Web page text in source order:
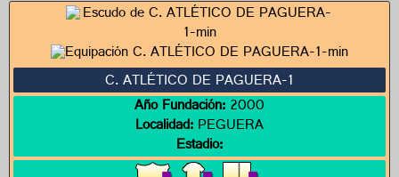
C. ATLÉTICO DE PAGUERA-1
Año Fundación:2000
Localidad:PEGUERA
Estadio: